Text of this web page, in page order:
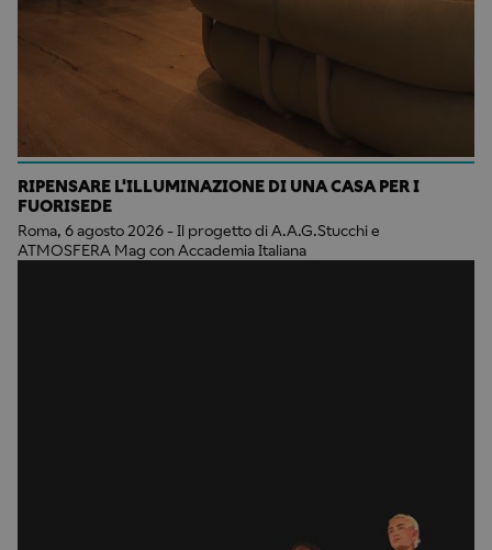
RIPENSARE L'ILLUMINAZIONE DI UNA CASA PER I
FUORISEDE
Roma, 6 agosto 2026 - Il progetto di A.A.G.Stucchi e
ATMOSFERA Mag con Accademia Italiana